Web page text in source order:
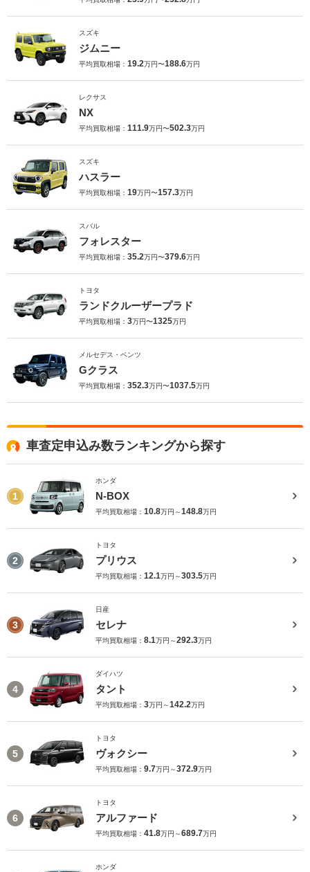
スズキ
ジムニー
平均買取相場： 19.2万円〜188.6万円
レクサス
NX
平均買取相場： 111.9万円〜502.3万円
スズキ
ハスラー
平均買取相場： 19万円〜157.3万円
スバル
フォレスター
平均買取相場： 35.2万円〜379.6万円
トヨタ
ランドクルーザープラド
平均買取相場： 3万円〜1325万円
メルセデス・ベンツ
Gクラス
平均買取相場： 352.3万円〜1037.5万円
車査定申込み数ランキングから探す
1
ホンダ
N-BOX
平均買取相場： 10.8万円～148.8万円
2
トヨタ
プリウス
平均買取相場： 12.1万円～303.5万円
3
日産
セレナ
平均買取相場： 8.1万円～292.3万円
4
ダイハツ
タント
平均買取相場： 3万円～142.2万円
5
トヨタ
ヴォクシー
平均買取相場： 9.7万円～372.9万円
6
トヨタ
アルファード
平均買取相場： 41.8万円～689.7万円
ホンダ